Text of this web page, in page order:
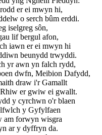
er ei mwyn hi,
o serch bûm erddi.
iselgreg sôn,
lif bergul afon,
iawn er ei mwyn hi
beunydd trwyddi.
yr awn yn falch rydd,
dwfn, Meibion Dafydd,
draw i'r Gamallt
er gwiw ei gwallt.
y cyrchwn o'r blaen
y Gyfylfaen
am forwyn wisgra
ar y dyffryn da.